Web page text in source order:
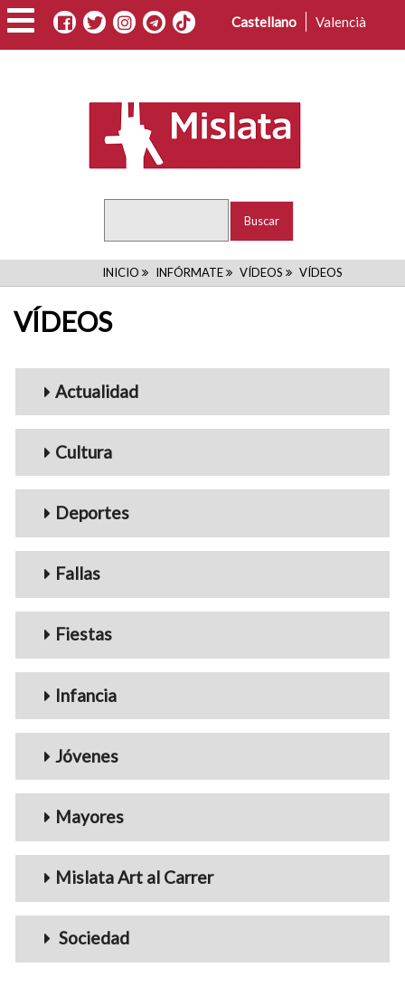
Pasar
al
contenido
Castellano Valencià
RUTA
INICIO INFÓRMATE VÍDEOS VÍDEOS
VÍDEOS
Menu_Videos
Actualidad
Cultura
Deportes
Fallas
Fiestas
Infancia
Jóvenes
Mayores
Mislata Art al Carrer
Sociedad